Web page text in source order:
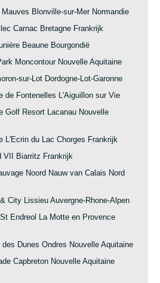
Blonville-sur-Mer Normandie
Carnac Bretagne Frankrijk
Beaune Bourgondië
Moncontour Nouvelle Aquitaine
sur-Lot Dordogne-Lot-Garonne
de Fontenelles L'Aiguillon sur Vie
Golf Resort Lacanau Nouvelle
L'Ecrin du Lac Chorges Frankrijk
VII Biarritz Frankrijk
Noord Nauw van Calais Nord
City Lissieu Auvergne-Rhone-Alpen
Endreol La Motte en Provence
Dunes Ondres Nouvelle Aquitaine
Capbreton Nouvelle Aquitaine